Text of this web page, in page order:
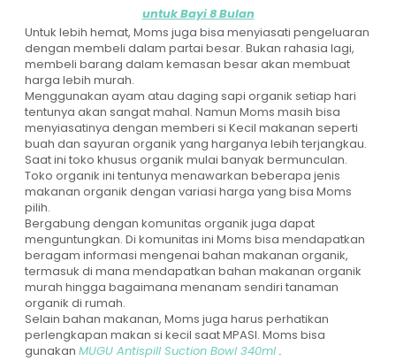
untuk Bayi 8 Bulan
Untuk lebih hemat, Moms juga bisa menyiasati pengeluaran
dengan membeli dalam partai besar. Bukan rahasia lagi,
membeli barang dalam kemasan besar akan membuat
harga lebih murah.
Menggunakan ayam atau daging sapi organik setiap hari
tentunya akan sangat mahal. Namun Moms masih bisa
menyiasatinya dengan memberi si Kecil makanan seperti
buah dan sayuran organik yang harganya lebih terjangkau.
Saat ini toko khusus organik mulai banyak bermunculan.
Toko organik ini tentunya menawarkan beberapa jenis
makanan organik dengan variasi harga yang bisa Moms
pilih.
Bergabung dengan komunitas organik juga dapat
menguntungkan. Di komunitas ini Moms bisa mendapatkan
beragam informasi mengenai bahan makanan organik,
termasuk di mana mendapatkan bahan makanan organik
murah hingga bagaimana menanam sendiri tanaman
organik di rumah.
Selain bahan makanan, Moms juga harus perhatikan
perlengkapan makan si kecil saat MPASI. Moms bisa
gunakan MUGU Antispill Suction Bowl 340ml .